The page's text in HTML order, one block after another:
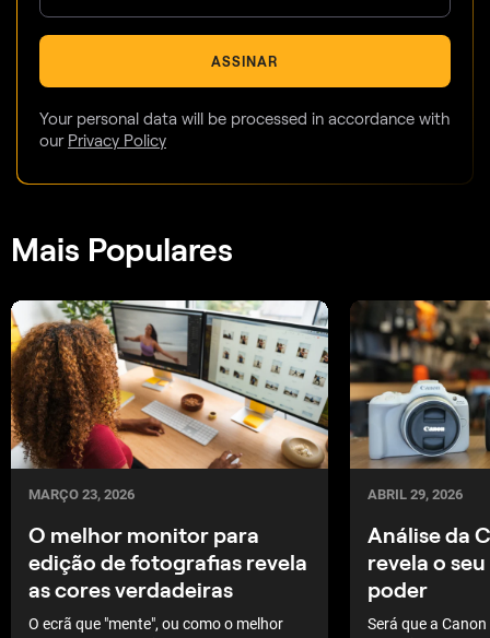
ASSINAR
Your personal data will be processed in accordance with
our Privacy Policy
Mais Populares
MARÇO 23, 2026
O melhor monitor para
edição de fotografias revela
as cores verdadeiras
O ecrã que "mente", ou como o melhor
ABRIL 29, 2026
Análise da
revela o
poder
Será que a